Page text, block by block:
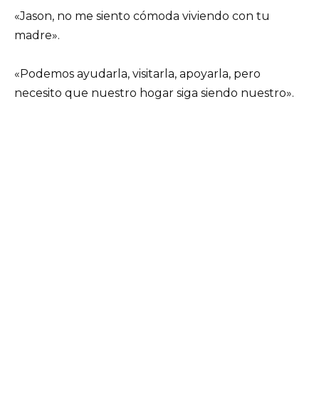
«Jason, no me siento cómoda viviendo con tu
madre».
«Podemos ayudarla, visitarla, apoyarla, pero
necesito que nuestro hogar siga siendo nuestro».